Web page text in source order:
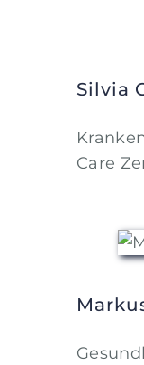
Silvia
Care